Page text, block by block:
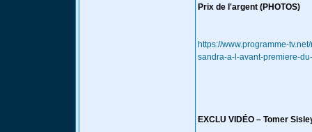
Prix de l'argent (PHOTOS)
https://www.programme-
sandra-a-l-avant-premiere-
EXCLU VIDÉO – Tomer